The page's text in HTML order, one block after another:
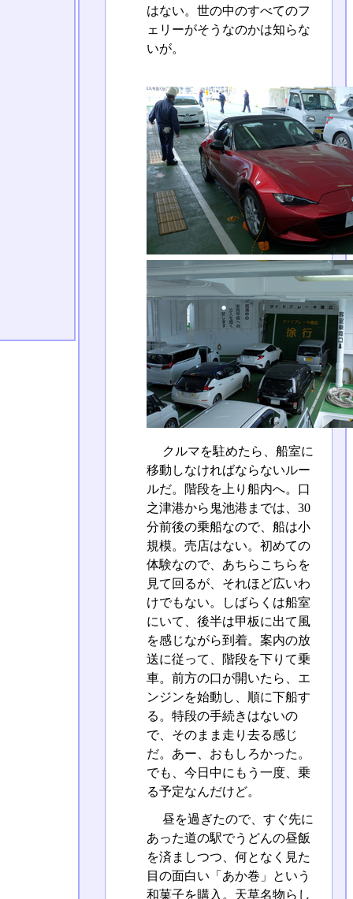
はない。世の中のすべてのフ
ェリーがそうなのかは知らな
いが。
クルマを駐めたら、船室に
移動しなければならないルー
ルだ。階段を上り船内へ。口
之津港から鬼池港までは、30
分前後の乗船なので、船は小
規模。売店はない。初めての
体験なので、あちらこちらを
見て回るが、それほど広いわ
けでもない。しばらくは船室
にいて、後半は甲板に出て風
を感じながら到着。案内の放
送に従って、階段を下りて乗
車。前方の口が開いたら、エ
ンジンを始動し、順に下船す
る。特段の手続きはないの
で、そのまま走り去る感じ
だ。あー、おもしろかった。
でも、今日中にもう一度、乗
る予定なんだけど。
昼を過ぎたので、すぐ先に
あった道の駅でうどんの昼飯
を済ましつつ、何となく見た
目の面白い「あか巻」という
和菓子を購入。天草名物らし